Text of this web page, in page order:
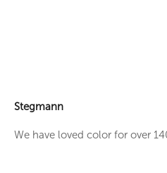
Stegmann
We have loved color for over